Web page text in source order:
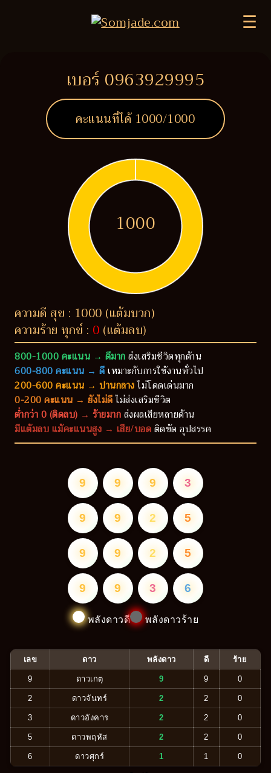
☰
เบอร์ 0963929995
คะแนนที่ได้ 1000/1000
1000
ความดี สุข : 1000 (แต้มบวก)
ความร้าย ทุกข์ : 0 (แต้มลบ)
800-1000 คะแนน → ดีมากส่งเสริมชีวิตทุกด้าน
600-800 คะแนน → ดีเหมาะกับการใช้งานทั่วไป
200-600 คะแนน → ปานกลางไม่โดดเด่นมาก
0-200 คะแนน → ยังไม่ดีไม่ส่งเสริมชีวิต
ต่ำกว่า 0 (ติดลบ) → ร้ายมากส่งผลเสียหลายด้าน
มีแต้มลบ แม้คะแนนสูง → เสีย/บอดติดขัด อุปสรรค
9 9 9 3
9 9 2 5
9 9 2 5
9 9 3 6
พลังดาวดี พลังดาวร้าย
เลข ดาว พลังดาว ดี ร้าย
9 ดาวเกตุ 9 9 0
2 ดาวจันทร์ 2 2 0
3 ดาวอังคาร 2 2 0
5 ดาวพฤหัส 2 2 0
6 ดาวศุกร์ 1 1 0